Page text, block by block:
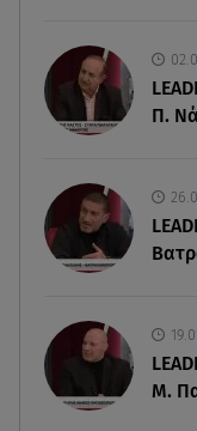
Φωτιά στο
- Σηκώθηκαν
07.08.26 , 18:34
Κυκλάδες
Π.
Μ.